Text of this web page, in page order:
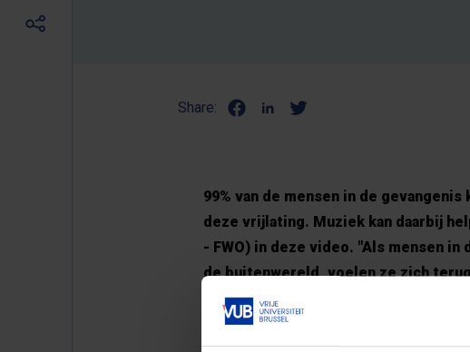
Share:
99% van de mensen in de
deze vrijlating. Muziek kan daarbij
- FWO) in deze video. "Als mensen
de buitenwereld, voelen ze zich
de gevangenis en de samenleving.